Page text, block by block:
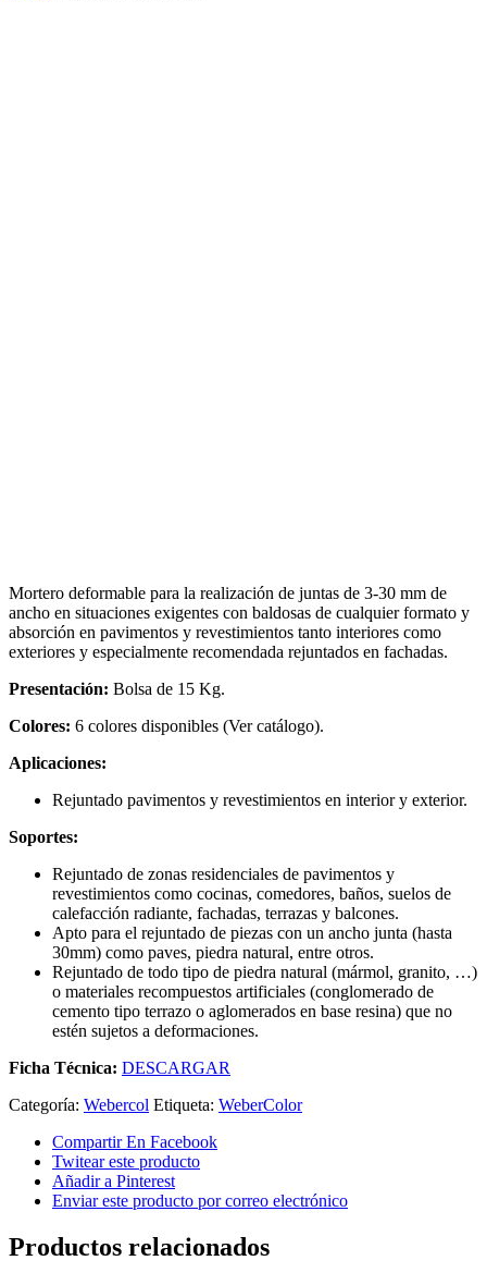
Mortero deformable para la realización de juntas de 3-30 mm de
ancho en situaciones exigentes con baldosas de cualquier formato y
absorción en pavimentos y revestimientos tanto interiores como
exteriores y especialmente recomendada rejuntados en fachadas.
Presentación: Bolsa de 15 Kg.
Colores: 6 colores disponibles (Ver catálogo).
Aplicaciones:
Rejuntado pavimentos y revestimientos en interior y exterior.
Soportes:
Rejuntado de zonas residenciales de pavimentos y
revestimientos como cocinas, comedores, baños, suelos de
calefacción radiante, fachadas, terrazas y balcones.
Apto para el rejuntado de piezas con un ancho junta (hasta
30mm) como paves, piedra natural, entre otros.
Rejuntado de todo tipo de piedra natural (mármol, granito, …)
o materiales recompuestos artificiales (conglomerado de
cemento tipo terrazo o aglomerados en base resina) que no
estén sujetos a deformaciones.
Ficha Técnica: DESCARGAR
Categoría: Webercol Etiqueta: WeberColor
Compartir En Facebook
Twitear este producto
Añadir a Pinterest
Enviar este producto por correo electrónico
Productos relacionados